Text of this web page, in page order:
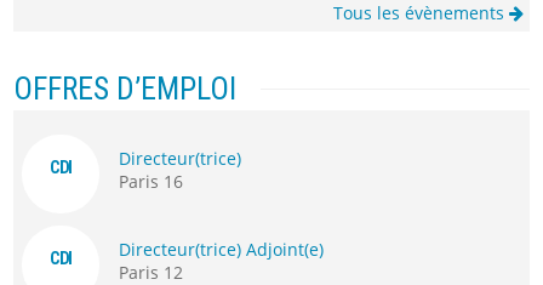
Tous les évènements
OFFRES D’EMPLOI
CDI
Directeur(trice)
Paris 16
CDI
Directeur(trice) Adjoint(e)
Paris 12